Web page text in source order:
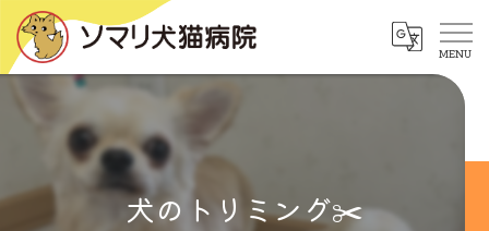
犬のトリミング✂️